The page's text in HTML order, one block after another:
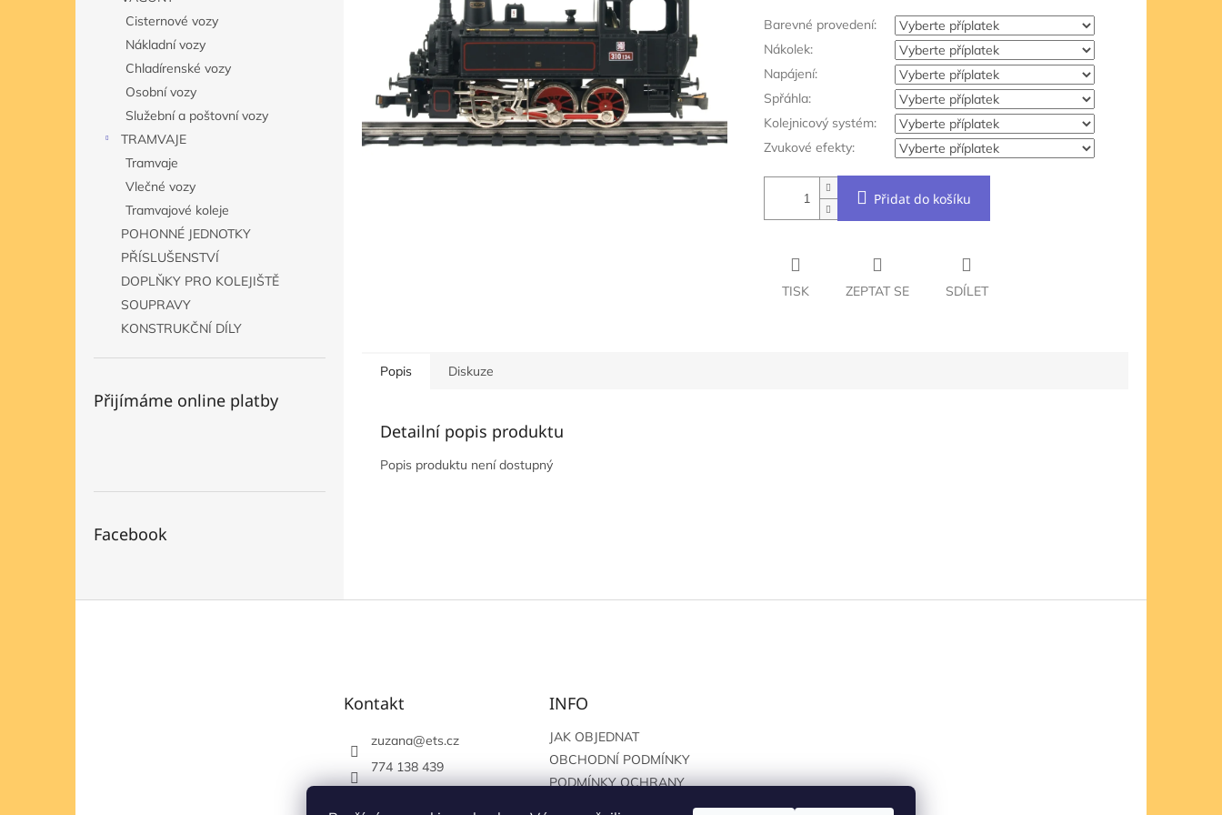
Cisternové vozy
Nákladní vozy
Chladírenské vozy
Osobní vozy
Služební a poštovní vozy
TRAMVAJE
Tramvaje
Vlečné vozy
Tramvajové koleje
POHONNÉ JEDNOTKY
PŘÍSLUŠENSTVÍ
DOPLŇKY PRO KOLEJIŠTĚ
SOUPRAVY
KONSTRUKČNÍ DÍLY
Přijímáme online platby
Facebook
Barevné provedení:
Nákolek:
Napájení:
Spřáhla:
Kolejnicový systém:
Zvukové efekty:
Přidat do košíku
TISK ZEPTAT SE SDÍLET
Popis Diskuze
Detailní popis produktu
Popis produktu není dostupný
Kontakt
zuzana@ets.cz
774 138 439
om/etsprague
INFO
JAK OBJEDNAT
OBCHODNÍ PODMÍNKY
PODMÍNKY OCHRANY